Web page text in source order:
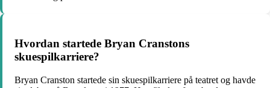
Hvordan startede Bryan Cranstons
skuespilkarriere?
Bryan Cranston startede sin skuespilkarriere på teatret og havde